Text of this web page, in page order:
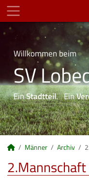
Willkommen beim
SV
EinStadtteil. Ein
Männer Archiv
2.Mannschaft